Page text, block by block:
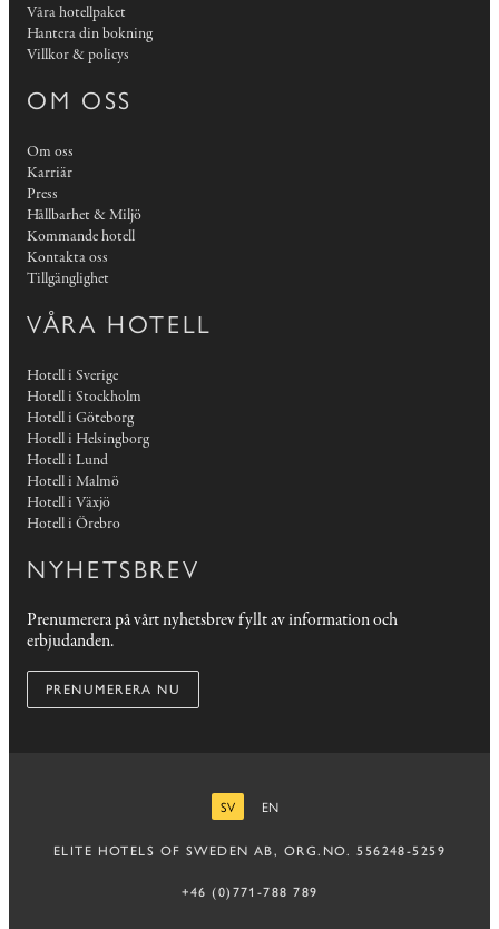
Våra hotellpaket
Hantera din bokning
Villkor & policys
OM OSS
Om oss
Karriär
Press
Hållbarhet & Miljö
Kommande hotell
Kontakta oss
Tillgänglighet
VÅRA HOTELL
Hotell i Sverige
Hotell i Stockholm
Hotell i Göteborg
Hotell i Helsingborg
Hotell i Lund
Hotell i Malmö
Hotell i Växjö
Hotell i Örebro
NYHETSBREV
Prenumerera på vårt nyhetsbrev fyllt av information och
erbjudanden.
PRENUMERERA NU
SV
EN
ELITE HOTELS OF SWEDEN AB, ORG.NO. 556248-5259
+46 (0)771-788 789